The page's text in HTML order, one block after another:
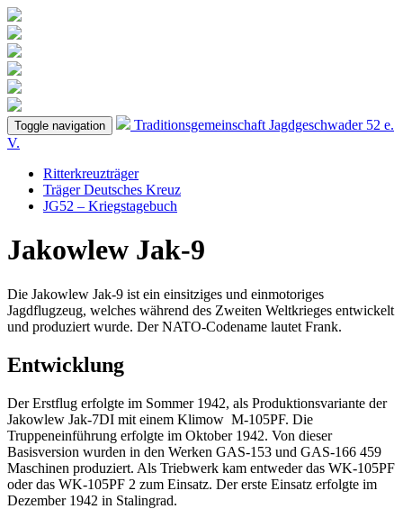
Toggle navigation Traditionsgemeinschaft Jagdgeschwader 52 e.
V.
Ritterkreuzträger
Träger Deutsches Kreuz
JG52 – Kriegstagebuch
Jakowlew Jak-9
Die Jakowlew Jak-9 ist ein einsitziges und einmotoriges
Jagdflugzeug, welches während des Zweiten Weltkrieges entwickelt
und produziert wurde. Der NATO-Codename lautet Frank.
Entwicklung
Der Erstflug erfolgte im Sommer 1942, als Produktionsvariante der
Jakowlew Jak-7DI mit einem Klimow M-105PF. Die
Truppeneinführung erfolgte im Oktober 1942. Von dieser
Basisversion wurden in den Werken GAS-153 und GAS-166 459
Maschinen produziert. Als Triebwerk kam entweder das WK-105PF
oder das WK-105PF 2 zum Einsatz. Der erste Einsatz erfolgte im
Dezember 1942 in Stalingrad.